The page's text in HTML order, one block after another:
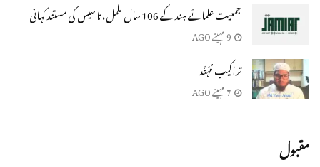
جمعیت علمائے ہند کے 106سال مکمل، تاسیس کی مستند کہانی
تراکیب مُہَنَّد
مقبول